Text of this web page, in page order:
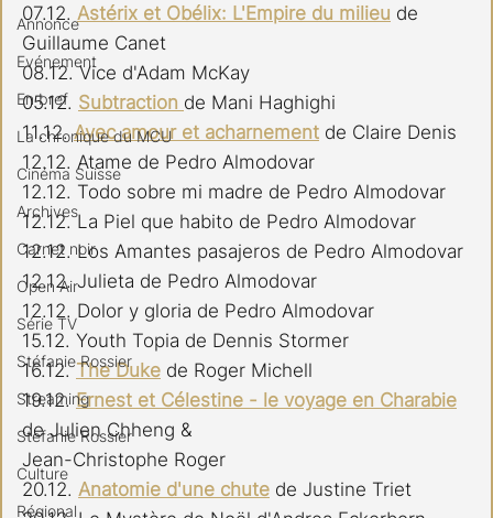
Annonce
Evénement
En bref
La chronique du MCU
Cinéma Suisse
Archives
Carnet noir
Open Air
Série TV
Stéfanie Rossier
Streaming
Stefanie Rossier
Culture
Régional
07.12. Astérix et Obélix: L'Empire du milieu de
Guillaume Canet
08.12. Vice d'Adam McKay
05.12. Subtraction de Mani Haghighi
11.12. Avec amour et acharnement de Claire Denis
12.12. Atame de Pedro Almodovar
12.12. Todo sobre mi madre de Pedro Almodovar
12.12. La Piel que habito de Pedro Almodovar
12.12. Los Amantes pasajeros de Pedro Almodovar
12.12. Julieta de Pedro Almodovar
12.12. Dolor y gloria de Pedro Almodovar
15.12. Youth Topia de Dennis Stormer
16.12. The Duke de Roger Michell
19.12. Ernest et Célestine - le voyage en Charabie
de Julien Chheng &
Jean-Christophe Roger
20.12. Anatomie d'une chute de Justine Triet